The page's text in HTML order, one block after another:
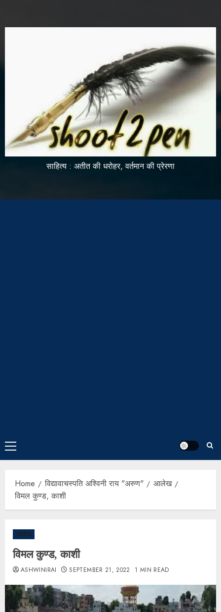
साहित्य : अतीत की धरोहर, वर्तमान की प्रेरणा
Home विद्यावाचस्पति अश्विनी राय "अरुण"
आलेख
विमल कुण्ड, काशी
आलेख
विमल कुण्ड, काशी
ASHWINIRAI SEPTEMBER 21, 2022 1 MIN READ